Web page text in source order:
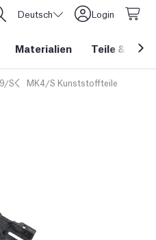
Deutsch Login
Materialien Teile &
S MK4/S Kunststoffteile